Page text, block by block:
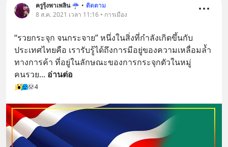
ครูรุ้งพาเพลิน ☔︎︎ • ติดตาม
8 ส.ค. 2021 เวลา 11:16 • การเมือง
“รวยกระจุก จนกระจาย” หนึ่งในสิ่งที่กำลังเกิดขึ้นกับ
ประเทศไทยคือ เรารับรู้ได้ถึงการมีอยู่ของความเหลื่อมล้ำ
ทางการค้า ที่อยู่ในลักษณะของการกระจุกตัวในหมู่
คนรวย... อ่านต่อ
4